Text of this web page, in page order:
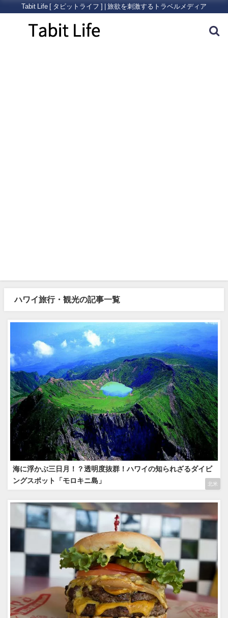
Tabit Life [ タビットライフ ] | 旅欲を刺激するトラベルメディア
ハワイ旅行・観光の記事一覧
北米
海に浮かぶ三日月！？透明度抜群！ハワイの知られざるダイビ
ングスポット「モロキニ島」